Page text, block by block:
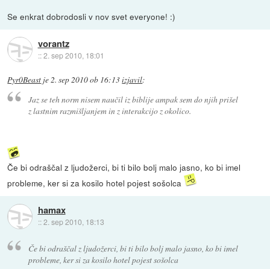
Se enkrat dobrodosli v nov svet everyone! :)
vorantz
::2. sep 2010, 18:01
Pyr0Beast je2. sep 2010 ob 16:13izjavil:
Jaz se teh norm nisem naučil iz biblije ampak sem do njih prišel
z lastnim razmišljanjem in z interakcijo z okolico.
Če bi odraščal z ljudožerci, bi ti bilo bolj malo jasno, ko bi imel
probleme, ker si za kosilo hotel pojest sošolca
hamax
::2. sep 2010, 18:13
Če bi odraščal z ljudožerci, bi ti bilo bolj malo jasno, ko bi imel
probleme, ker si za kosilo hotel pojest sošolca